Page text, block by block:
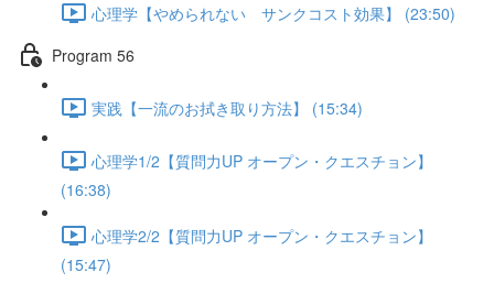
心理学【やめられない サンクコスト効果】 (23:50)
Program 56
実践【一流のお拭き取り方法】 (15:34)
心理学1/2【質問力UP オープン・クエスチョン】
(16:38)
心理学2/2【質問力UP オープン・クエスチョン】
(15:47)